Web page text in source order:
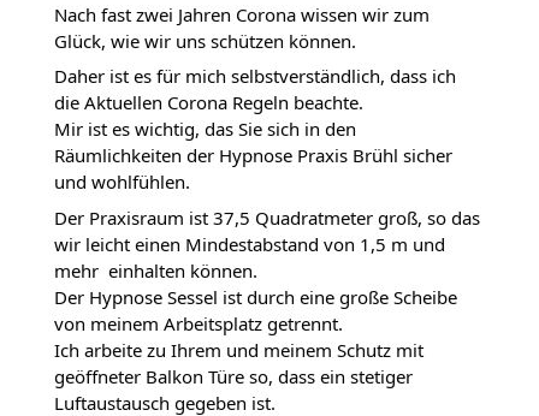
Nach fast zwei Jahren Corona wissen wir zum
Glück, wie wir uns schützen können.
Daher ist es für mich selbstverständlich, dass ich
die Aktuellen Corona Regeln beachte.
Mir ist es wichtig, das Sie sich in den
Räumlichkeiten der Hypnose Praxis Brühl sicher
und wohlfühlen.
Der Praxisraum ist 37,5 Quadratmeter groß, so das
wir leicht einen Mindestabstand von 1,5 m und
mehr  einhalten können.
Der Hypnose Sessel ist durch eine große Scheibe
von meinem Arbeitsplatz getrennt.
Ich arbeite zu Ihrem und meinem Schutz mit
geöffneter Balkon Türe so, dass ein stetiger
Luftaustausch gegeben ist.